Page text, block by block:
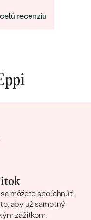
recenziu
môžete spoľahnúť
aby už samotný
zážitkom.